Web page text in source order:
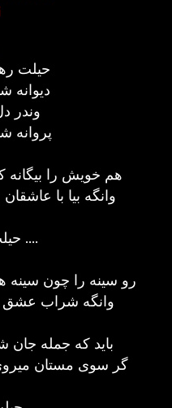
حیلت
دیوانه
وندر
پروانه
هم خویش را بیگانه
وانگه بیا با
حیلت رها کن ....
رو سینه را چون سینه
وانگه شراب عشق
باید که جمله جان
گر سوی مستان